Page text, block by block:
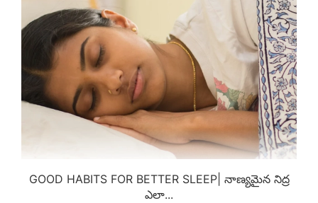
GOOD HABITS FOR BETTER SLEEP| నాణ్యమైన నిద్ర
ఎలా...